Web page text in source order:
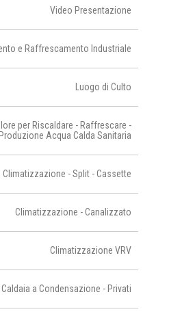
Video Presentazione
e Raffrescamento Industriale
Luogo di Culto
per Riscaldare - Raffrescare -
Produzione Acqua Calda Sanitaria
Climatizzazione - Split - Cassette
Climatizzazione - Canalizzato
Climatizzazione VRV
Caldaia a Condensazione - Privati